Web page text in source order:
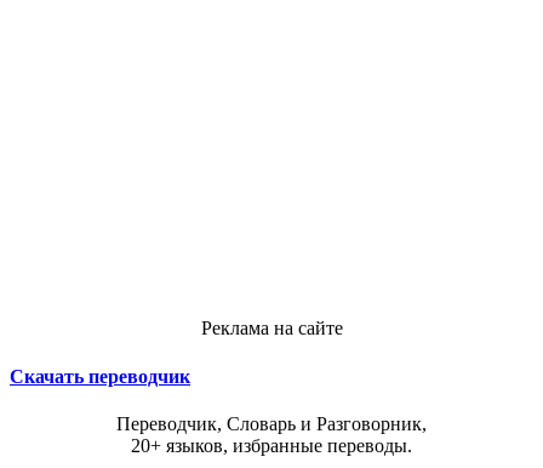
Реклама на сайте
Скачать переводчик
Переводчик, Словарь и Разговорник,
20+ языков, избранные переводы.